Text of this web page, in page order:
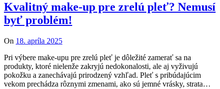
Kvalitný make-up pre zrelú pleť? Nemusí
byť problém!
On 18. apríla 2025
Pri výbere make-upu pre zrelú pleť je dôležité zamerať sa na
produkty, ktoré nielenže zakryjú nedokonalosti, ale aj vyživujú
pokožku a zanechávajú prirodzený vzhľad. Pleť s pribúdajúcim
vekom prechádza rôznymi zmenami, ako sú jemné vrásky, strata…